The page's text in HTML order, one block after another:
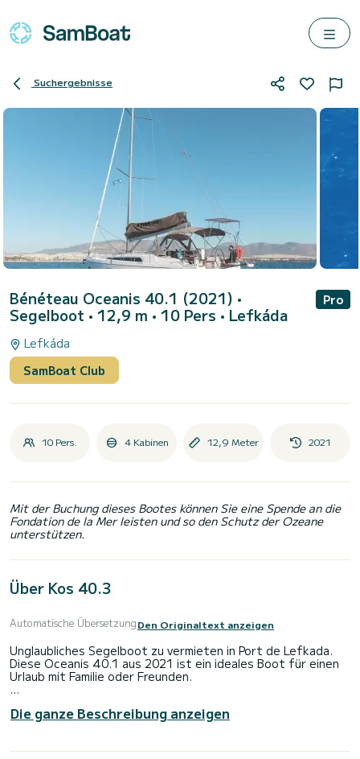
Suchergebnisse
Bénéteau Oceanis 40.1 (2021) •
Segelboot • 12,9 m • 10 Pers • Lefkáda
Pro
Lefkáda
SamBoat Club
10 Pers. 4 Kabinen 12,9 Meter 2021
Mit der Buchung dieses Bootes können Sie eine Spende an die
Fondation de la Mer leisten und so den Schutz der Ozeane
unterstützen.
Über Kos 40.3
Automatische ÜbersetzungDen Originaltext anzeigen
Unglaubliches Segelboot zu vermieten in Port de Lefkada.
Diese Oceanis 40.1 aus 2021 ist ein ideales Boot für einen
Urlaub mit Familie oder Freunden.
Kabinen bieten Platz für 10 Passagiere bei Fahrten.
ausgestattet.
Die ganze Beschreibung anzeigen